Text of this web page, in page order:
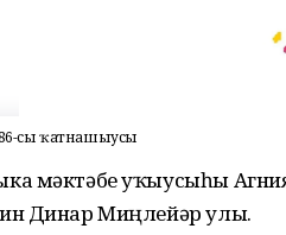
сы ҡатнашыусы
мәктәбе уҡыусыһы
Динар Миңлейәр улы.